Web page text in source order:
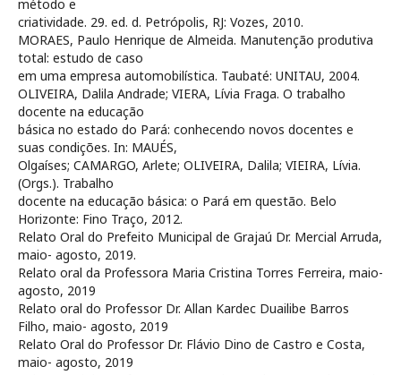
método e
criatividade. 29. ed. d. Petrópolis, RJ: Vozes, 2010.
MORAES, Paulo Henrique de Almeida. Manutenção produtiva
total: estudo de caso
em uma empresa automobilística. Taubaté: UNITAU, 2004.
OLIVEIRA, Dalila Andrade; VIERA, Lívia Fraga. O trabalho
docente na educação
básica no estado do Pará: conhecendo novos docentes e
suas condições. In: MAUÉS,
Olgaíses; CAMARGO, Arlete; OLIVEIRA, Dalila; VIEIRA, Lívia.
(Orgs.). Trabalho
docente na educação básica: o Pará em questão. Belo
Horizonte: Fino Traço, 2012.
Relato Oral do Prefeito Municipal de Grajaú Dr. Mercial Arruda,
maio- agosto, 2019.
Relato oral da Professora Maria Cristina Torres Ferreira, maio-
agosto, 2019
Relato oral do Professor Dr. Allan Kardec Duailibe Barros
Filho, maio- agosto, 2019
Relato Oral do Professor Dr. Flávio Dino de Castro e Costa,
maio- agosto, 2019